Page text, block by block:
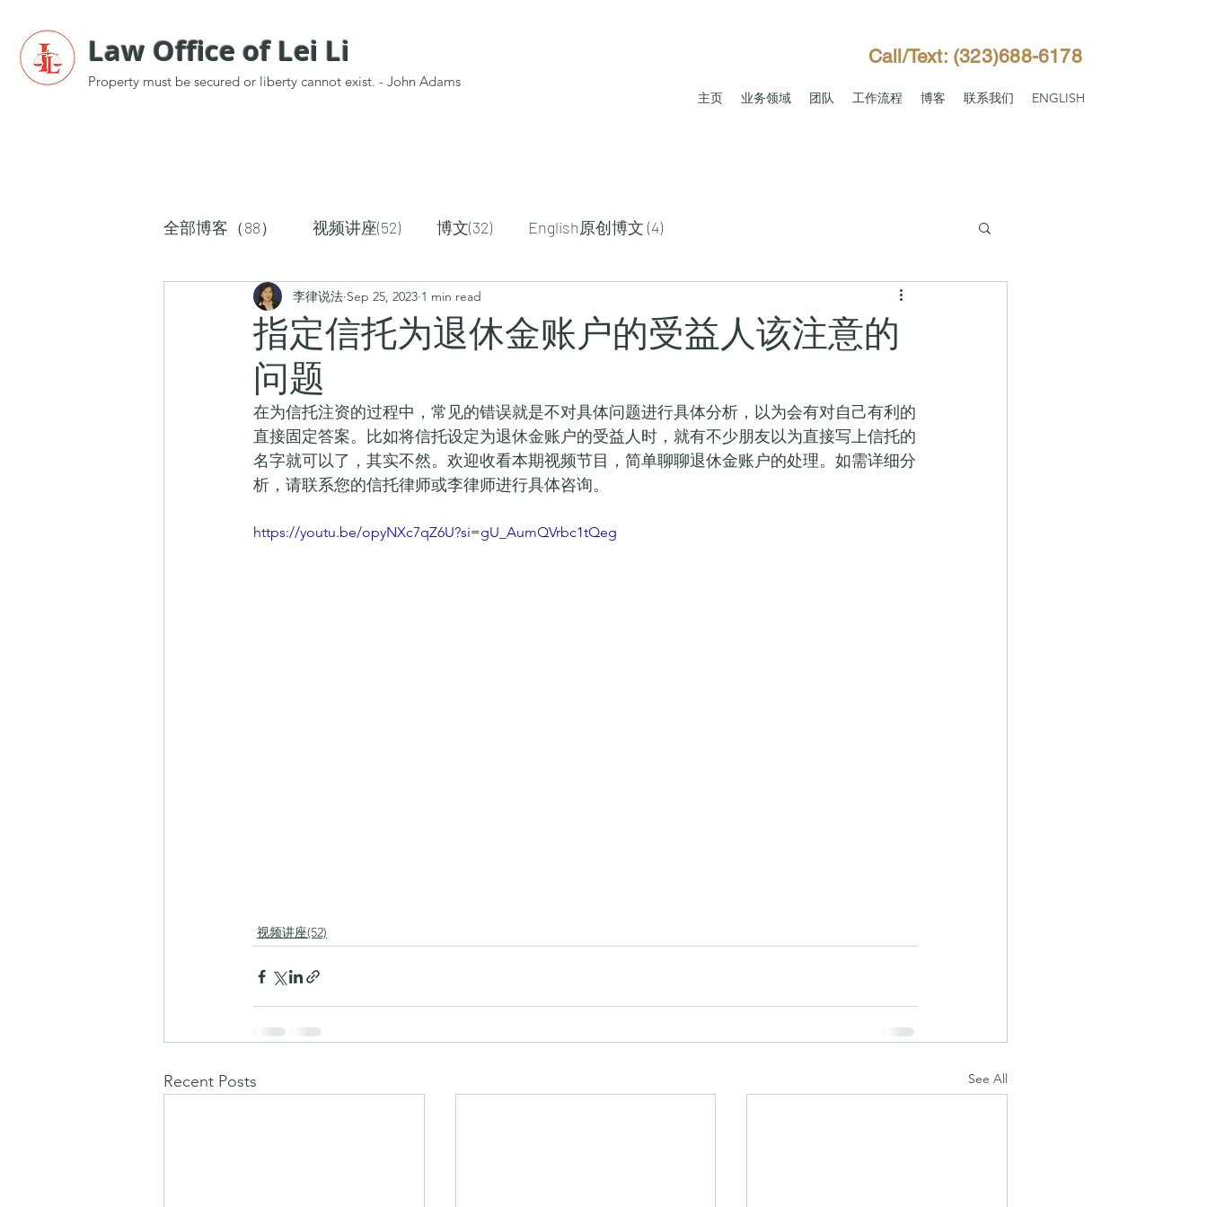
Law Office of Lei Li
Property must be secured or liberty cannot exist. - John Adams
Call/Text: (323)688-6178
主页 业务领域 团队 工作流程 博客 联系我们 ENGLISH
全部博客（88） 视频讲座(52) 博文(32) English原创博文 (4)
指定信托为退休金账户的受益人该注意的
问题
李律说法 Sep 25, 2023 1 min read
在为信托注资的过程中，常见的错误就是不对具体问题进行具体分析，以为会有对自己有利的
直接固定答案。比如将信托设定为退休金账户的受益人时，就有不少朋友以为直接写上信托的
名字就可以了，其实不然。欢迎收看本期视频节目，简单聊聊退休金账户的处理。如需详细分
析，请联系您的信托律师或李律师进行具体咨询。
https://youtu.be/opyNXc7qZ6U?si=gU_AumQVrbc1tQeg
视频讲座(52)
Recent Posts See All